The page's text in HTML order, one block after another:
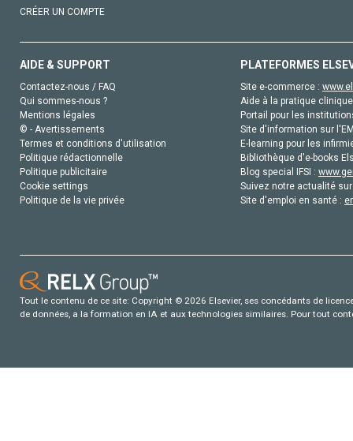
CRÉER UN COMPTE
AIDE & SUPPORT
Contactez-nous / FAQ
Qui sommes-nous ?
Mentions légales
© - Avertissements
Termes et conditions d'utilisation
Politique rédactionnelle
Politique publicitaire
Cookie settings
Politique de la vie privée
PLATEFORMES
Site e-commerce :
Aide à la pratique
Portail pour les
Site d'information sur
E-learning pour les
Bibliothèque d'e-books
Blog special IFSI :
Suivez notre actualité
Site d'emploi en santé :
Tout le contenu de ce site: Copyright © 2026 Elsevier, ses concédants de
de données, a la formation en IA et aux technologies similaires. Pour tout